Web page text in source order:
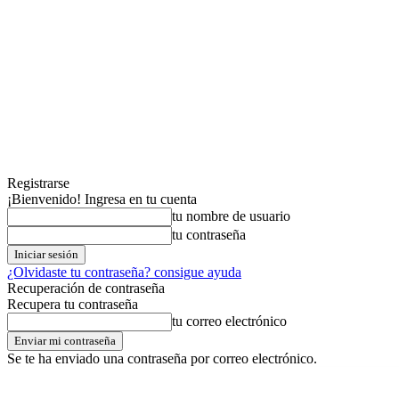
Registrarse
¡Bienvenido! Ingresa en tu cuenta
tu nombre de usuario
tu contraseña
¿Olvidaste tu contraseña? consigue ayuda
Recuperación de contraseña
Recupera tu contraseña
tu correo electrónico
Se te ha enviado una contraseña por correo electrónico.